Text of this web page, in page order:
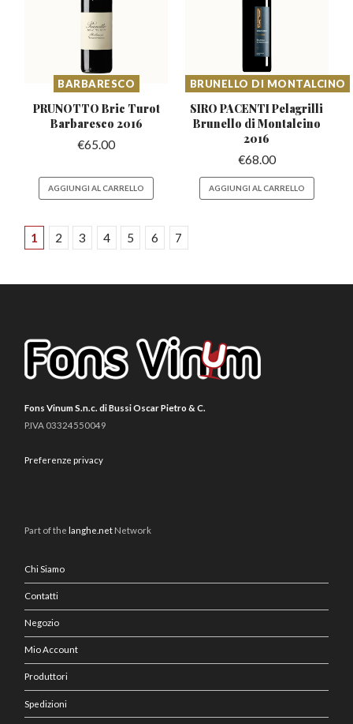
BARBARESCO
PRUNOTTO Bric Turot
Barbaresco 2016
€65.00
AGGIUNGI AL CARRELLO
BRUNELLO DI MONTALCINO
SIRO PACENTI Pelagrilli
Brunello di Montalcino
2016
€68.00
AGGIUNGI AL CARRELLO
1 2 3 4 5 6 7
Fons Vinum S.n.c. di Bussi Oscar Pietro & C.
P.IVA 03324550049
Preferenze privacy
Part of thelanghe.net Network
Chi Siamo
Contatti
Negozio
Mio Account
Produttori
Spedizioni